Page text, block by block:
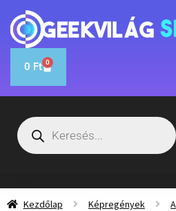
0 Ft 0
Kezdőlap Képregények